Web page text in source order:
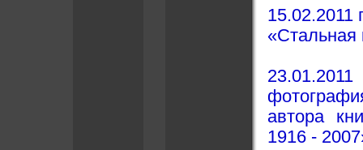
15.02.2011
автора
1916 -